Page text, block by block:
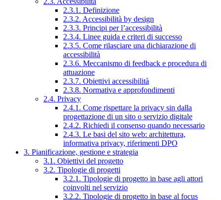
2.3.1. Definizione
2.3.2. Accessibilità by design
2.3.3. Principi per l’accessibilità
2.3.4. Linee guida e criteri di successo
2.3.5. Come rilasciare una dichiarazione di
accessibilità
2.3.6. Meccanismo di feedback e procedura di
attuazione
2.3.7. Obiettivi accessibilità
2.3.8. Normativa e approfondimenti
2.4. Privacy
2.4.1. Come rispettare la privacy sin dalla
progettazione di un sito o servizio digitale
2.4.2. Richiedi il consenso quando necessario
2.4.3. Le basi del sito web: architettura,
informativa privacy, riferimenti DPO
3. Pianificazione, gestione e strategia
3.1. Obiettivi del progetto
3.2. Tipologie di progetti
3.2.1. Tipologie di progetto in base agli attori
coinvolti nel servizio
3.2.2. Tipologie di progetto in base al focus